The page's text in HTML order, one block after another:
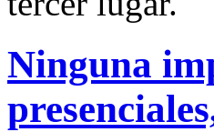
Ninguna